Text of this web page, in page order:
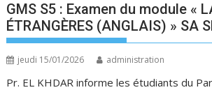
GMS S5 : Examen du module «
ÉTRANGÈRES (ANGLAIS) » SA
jeudi 15/01/2026 administration
Pr. EL KHDAR informe les étudiants du